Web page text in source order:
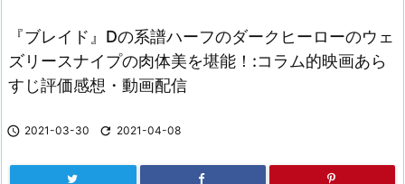
『ブレイド』Dの系譜ハーフのダークヒーローのウェ
ズリースナイプの肉体美を堪能！:コラム的映画あら
すじ評価感想・動画配信
 2021-03-30  2021-04-08